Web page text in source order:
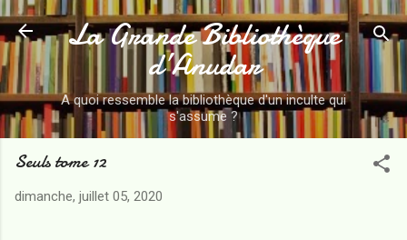
Accéder au contenu principal
La Grande Bibliothèque
d’Anudar
A quoi ressemble la bibliothèque d'un inculte qui
s'assume ?
Seuls tome 12
dimanche, juillet 05, 2020